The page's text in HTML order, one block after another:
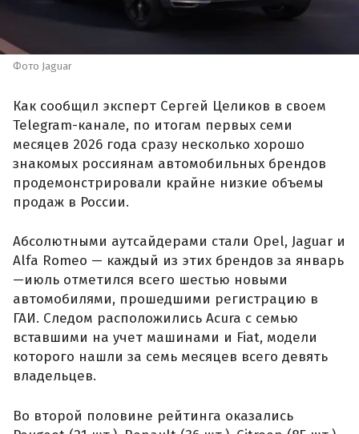
Фото Jaguar
Как сообщил эксперт Сергей Целиков в своем
Telegram-канале, по итогам первых семи
месяцев 2026 года сразу несколько хорошо
знакомых россиянам автомобильных брендов
продемонстрировали крайне низкие объемы
продаж в России.
Абсолютными аутсайдерами стали Opel, Jaguar и
Alfa Romeo — каждый из этих брендов за январь
—июль отметился всего шестью новыми
автомобилями, прошедшими регистрацию в
ГАИ. Следом расположились Acura с семью
вставшими на учет машинами и Fiat, модели
которого нашли за семь месяцев всего девять
владельцев.
Во второй половине рейтинга оказались